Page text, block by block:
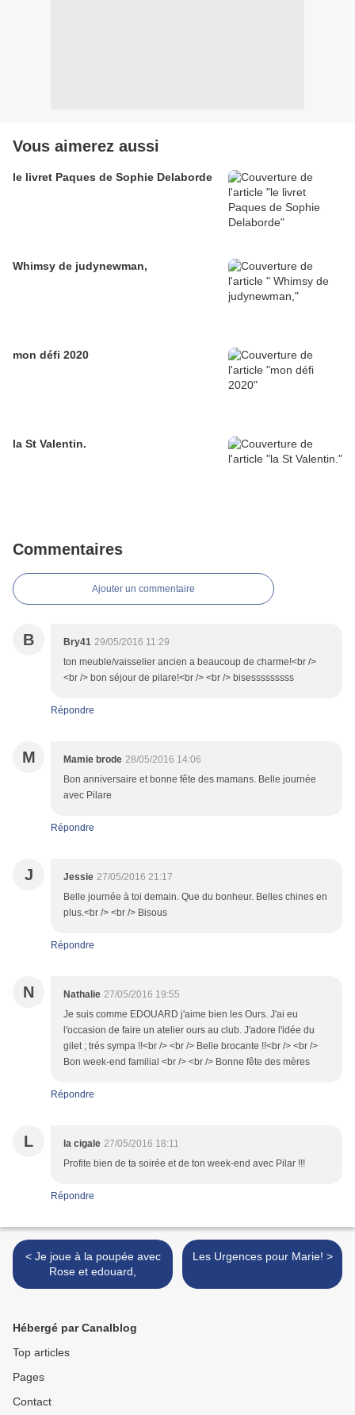
Vous aimerez aussi
le livret Paques de Sophie Delaborde
Whimsy de judynewman,
mon défi 2020
la St Valentin.
Commentaires
Ajouter un commentaire
B Bry41 29/05/2016 11:29
ton meuble/vaisselier ancien a beaucoup de charme!<br />
<br /> bon séjour de pilare!<br /> <br /> bisesssssssss
Répondre
M Mamie brode 28/05/2016 14:06
Bon anniversaire et bonne fête des mamans. Belle journée
avec Pilare
Répondre
J Jessie 27/05/2016 21:17
Belle journée à toi demain. Que du bonheur. Belles chines en
plus.<br /> <br /> Bisous
Répondre
N Nathalie 27/05/2016 19:55
Je suis comme EDOUARD j'aime bien les Ours. J'ai eu
l'occasion de faire un atelier ours au club. J'adore l'idée du
gilet ; trés sympa !!<br /> <br /> Belle brocante !!<br /> <br />
Bon week-end familial <br /> <br /> Bonne fête des mères
Répondre
L la cigale 27/05/2016 18:11
Profite bien de ta soirée et de ton week-end avec Pilar !!!
Répondre
< Je joue à la poupée avec
Rose et edouard,
Les Urgences pour Marie! >
Hébergé par Canalblog
Top articles
Pages
Contact